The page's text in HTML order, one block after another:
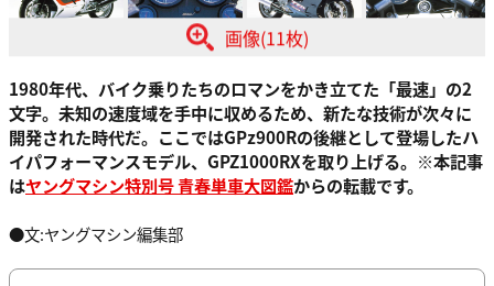
画像(11枚)
1980年代、バイク乗りたちのロマンをかき立てた「最速」の2
文字。未知の速度域を手中に収めるため、新たな技術が次々に
開発された時代だ。ここではGPz900Rの後継として登場したハ
イパフォーマンスモデル、GPZ1000RXを取り上げる。 ※本記事
はヤングマシン特別号 青春単車大図鑑からの転載です。
●文:ヤングマシン編集部